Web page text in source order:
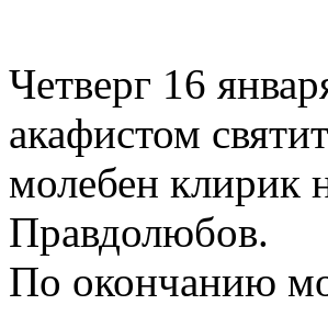
Четверг 16
акафистом
молебен клирик
Правдолюбов.
По окончанию